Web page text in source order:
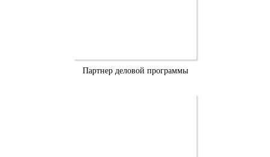
Партнер деловой программы